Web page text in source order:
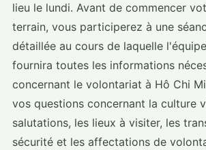
lieu le lundi. Avant de commencer
terrain, vous participerez à une
détaillée au cours de laquelle
fournira toutes les informations
concernant le volontariat à Hô Chi
vos questions concernant la culture
salutations, les lieux à visiter, les
sécurité et les affectations de